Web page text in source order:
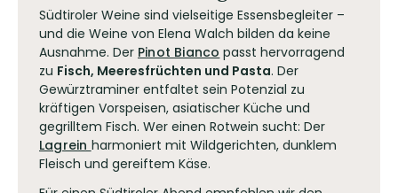
Südtiroler Weine sind vielseitige Essensbegleiter –
und die Weine von Elena Walch bilden da keine
Ausnahme. Der Pinot Bianco passt hervorragend
zu Fisch, Meeresfrüchten und Pasta. Der
Gewürztraminer entfaltet sein Potenzial zu
kräftigen Vorspeisen, asiatischer Küche und
gegrilltem Fisch. Wer einen Rotwein sucht: Der
Lagrein harmoniert mit Wildgerichten, dunklem
Fleisch und gereiftem Käse.